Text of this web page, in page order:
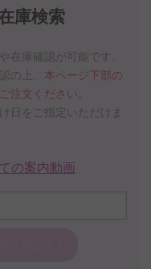
庫検索
在庫確認が可能です。
の上、 本ページ下部の
注文ください。
日をご指定いただけま
の案内動画